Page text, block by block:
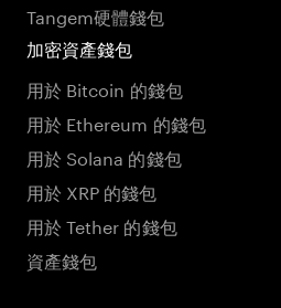
Tangem硬體錢包
加密資產錢包
用於 Bitcoin 的錢包
用於 Ethereum 的錢包
用於 Solana 的錢包
用於 XRP 的錢包
用於 Tether 的錢包
資產錢包